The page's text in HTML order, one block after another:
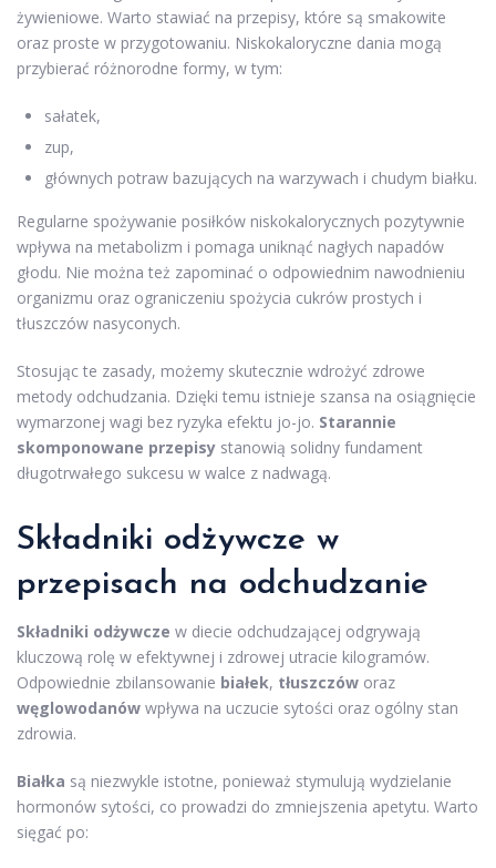
żywieniowe. Warto stawiać na przepisy, które są smakowite
oraz proste w przygotowaniu. Niskokaloryczne dania mogą
przybierać różnorodne formy, w tym:
sałatek,
zup,
głównych potraw bazujących na warzywach i chudym białku.
Regularne spożywanie posiłków niskokalorycznych pozytywnie
wpływa na metabolizm i pomaga uniknąć nagłych napadów
głodu. Nie można też zapominać o odpowiednim nawodnieniu
organizmu oraz ograniczeniu spożycia cukrów prostych i
tłuszczów nasyconych.
Stosując te zasady, możemy skutecznie wdrożyć zdrowe
metody odchudzania. Dzięki temu istnieje szansa na osiągnięcie
wymarzonej wagi bez ryzyka efektu jo-jo. Starannie
skomponowane przepisy stanowią solidny fundament
długotrwałego sukcesu w walce z nadwagą.
Składniki odżywcze w
przepisach na odchudzanie
Składniki odżywcze w diecie odchudzającej odgrywają
kluczową rolę w efektywnej i zdrowej utracie kilogramów.
Odpowiednie zbilansowanie białek, tłuszczów oraz
węglowodanów wpływa na uczucie sytości oraz ogólny stan
zdrowia.
Białka są niezwykle istotne, ponieważ stymulują wydzielanie
hormonów sytości, co prowadzi do zmniejszenia apetytu. Warto
sięgać po: